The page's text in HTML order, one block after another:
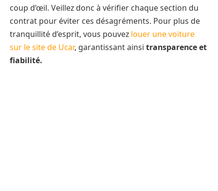
coup d’œil. Veillez donc à vérifier chaque section du
contrat pour éviter ces désagréments. Pour plus de
tranquillité d’esprit, vous pouvez louer une voiture
sur le site de Ucar, garantissant ainsi transparence et
fiabilité.